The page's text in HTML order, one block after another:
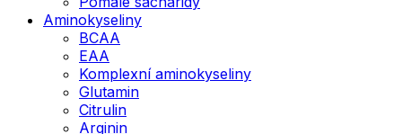
Aminokyseliny
BCAA
EAA
Komplexní aminokyseliny
Glutamin
Citrulin
Arginin